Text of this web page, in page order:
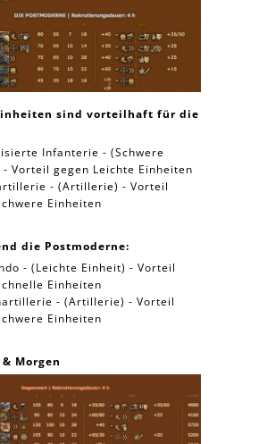
sind vorteilhaft für die
Infanterie - (Schwere
- Vorteil gegen Leichte Einheiten
- (Artillerie) - Vorteil
Einheiten
die Postmoderne:
- (Leichte Einheit) - Vorteil
Einheiten
- (Artillerie) - Vorteil
Einheiten
Morgen